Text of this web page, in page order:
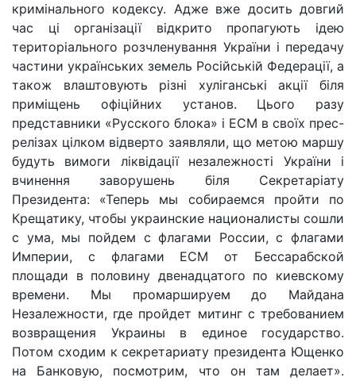
кримінального кодексу. Адже вже досить довгий
час ці організації відкрито пропагують ідею
територіального розчленування України і передачу
частини українських земель Російській Федерації, а
також влаштовують різні хуліганські акції біля
приміщень офіційних установ. Цього разу
представники «Русского блока» і ЕСМ в своїх прес-
релізах цілком відверто заявляли, що метою маршу
будуть вимоги ліквідації незалежності України і
вчинення заворушень біля Секретаріату
Президента: «Теперь мы собираемся пройти по
Крещатику, чтобы украинские националисты сошли
с ума, мы пойдем с флагами России, с флагами
Империи, с флагами ЕСМ от Бессарабской
площади в половину двенадцатого по киевскому
времени. Мы промаршируем до Майдана
Незалежности, где пройдет митинг с требованием
возвращения Украины в единое государство.
Потом сходим к секретариату президента Ющенко
на Банковую, посмотрим, что он там делает».